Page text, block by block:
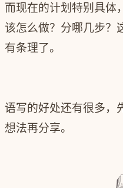
而现在的计划特别具体
该怎么做？分哪几步？
有条理了。
语写的好处还有很多，
想法再分享。